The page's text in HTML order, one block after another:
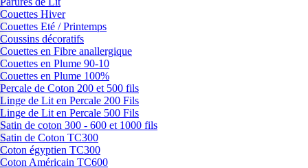
Couettes Hiver
Couettes Eté / Printemps
Coussins décoratifs
Couettes en Fibre anallergique
Couettes en Plume 90-10
Couettes en Plume 100%
Percale de Coton 200 et 500 fils
Linge de Lit en Percale 200 Fils
Linge de Lit en Percale 500 Fils
Satin de coton 300 - 600 et 1000 fils
Satin de Coton TC300
Coton égyptien TC300
Coton Américain TC600